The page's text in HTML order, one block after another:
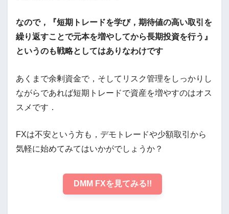
なので，『短期トレードを学び，期待値の高い取引を
繰り返すことで元本を増やしてから長期投資を行う』
というのも戦略としてはありなわけです
あくまで余剰資金で，そしてリスク管理をしっかりし
ながらであれば短期トレードで資産を増やすのはオス
スメです．
FXは不安という方も，デモトレードや少額取引から
気軽に始めてみてはいかがでしょうか？
DMM FXを見てみる!!